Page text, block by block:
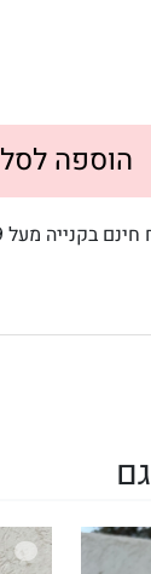
הוספה לסל
בקנייה מעל 499 ש״ח